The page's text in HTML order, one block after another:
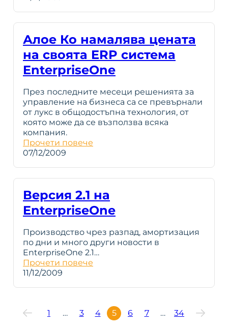
Алое Ко намалява цената
на своята ERP система
EnterpriseOne
През последните месеци решенията за
управление на бизнеса са се превърнали
от лукс в общодостъпна технология, от
която може да се възползва всяка
компания.
Прочети повече
07/12/2009
Версия 2.1 на
EnterpriseOne
Производство чрез разпад, амортизация
по дни и много други новости в
EnterpriseOne 2.1…
Прочети повече
11/12/2009
1 … 3 4 5 6 7 … 34